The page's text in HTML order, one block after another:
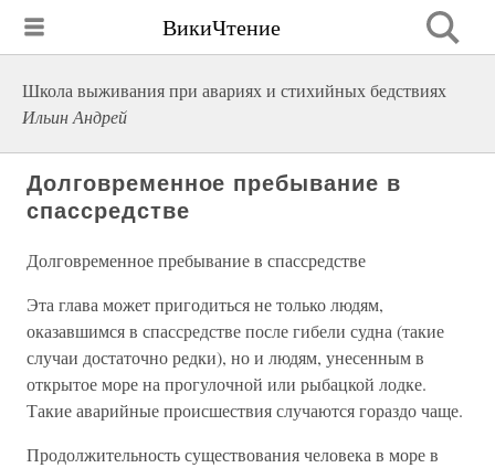
ВикиЧтение
Школа выживания при авариях и стихийных бедствиях
Ильин Андрей
Долговременное пребывание в
спассредстве
Долговременное пребывание в спассредстве
Эта глава может пригодиться не только людям,
оказавшимся в спассредстве после гибели судна (такие
случаи достаточно редки), но и людям, унесенным в
открытое море на прогулочной или рыбацкой лодке.
Такие аварийные происшествия случаются гораздо чаще.
Продолжительность существования человека в море в